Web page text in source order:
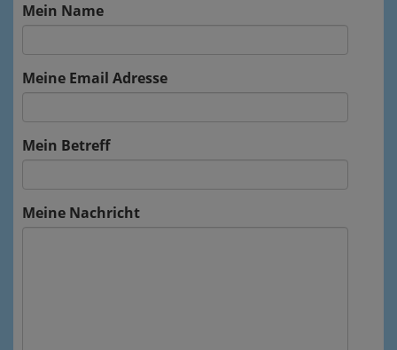
Mein Name
Meine Email Adresse
Mein Betreff
Meine Nachricht